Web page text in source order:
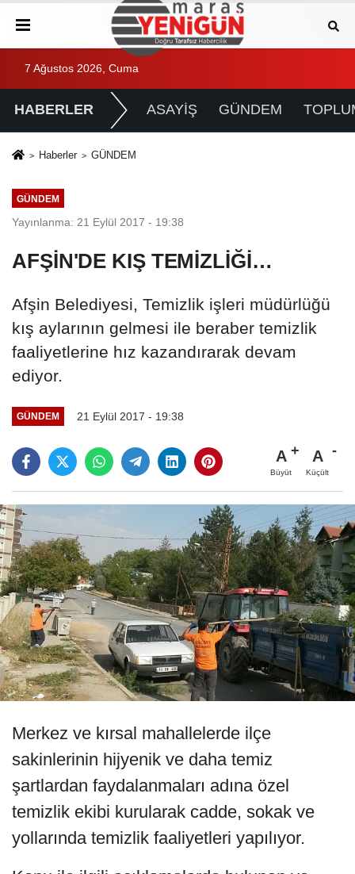
7 Ağustos 2026, Cuma
HABERLER ASAYİŞ GÜNDEM
Haberler GÜNDEM
GÜNDEM
Yayınlanma: 21 Eylül 2017 - 19:38
AFŞİN'DE KIŞ TEMİZLİĞİ…
Afşin Belediyesi, Temizlik işleri müdürlüğü
kış aylarının gelmesi ile beraber temizlik
faaliyetlerine hız kazandırarak devam
ediyor.
GÜNDEM 21 Eylül 2017 - 19:38
A
Büyüt
A
Küçült
Merkez ve kırsal mahallelerde ilçe
sakinlerinin hijyenik ve daha temiz
şartlardan faydalanmaları adına özel
temizlik ekibi kurularak cadde, sokak ve
yollarında temizlik faaliyetleri yapılıyor.